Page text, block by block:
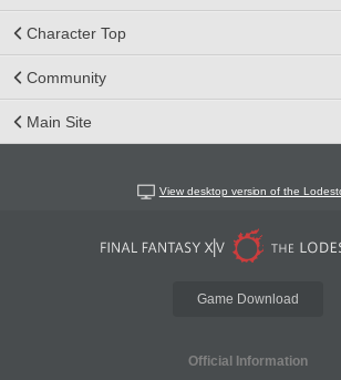
Character Top
Community
Main Site
View desktop version of the
Game Download
Official Information